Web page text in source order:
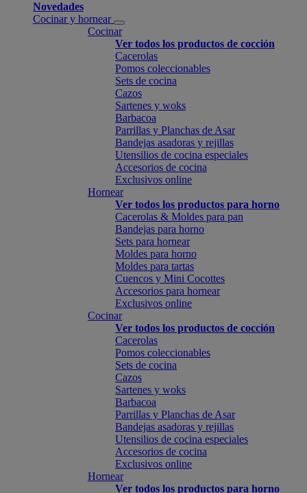
Novedades
Cocinar y hornear
Cocinar
Ver todos los productos de cocción
Cacerolas
Pomos coleccionables
Sets de cocina
Cazos
Sartenes y woks
Barbacoa
Parrillas y Planchas de Asar
Bandejas asadoras y rejillas
Utensilios de cocina especiales
Accesorios de cocina
Exclusivos online
Hornear
Ver todos los productos para horno
Cacerolas & Moldes para pan
Bandejas para horno
Sets para hornear
Moldes para horno
Moldes para tartas
Cuencos y Mini Cocottes
Accesorios para hornear
Exclusivos online
Cocinar
Ver todos los productos de cocción
Cacerolas
Pomos coleccionables
Sets de cocina
Cazos
Sartenes y woks
Barbacoa
Parrillas y Planchas de Asar
Bandejas asadoras y rejillas
Utensilios de cocina especiales
Accesorios de cocina
Exclusivos online
Hornear
Ver todos los productos para horno